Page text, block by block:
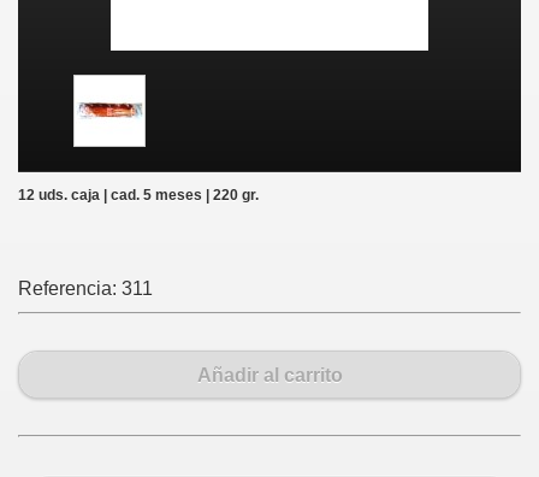
12 uds. caja | cad. 5 meses | 220 gr.
Referencia: 311
Añadir al carrito